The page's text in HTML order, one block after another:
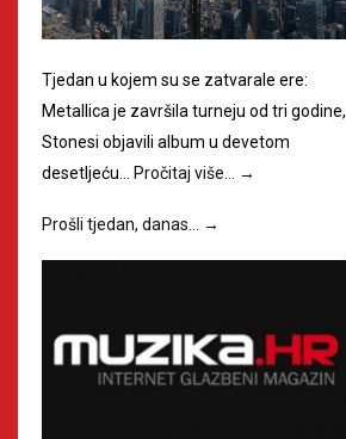
Tjedan u kojem su se zatvarale ere:
Metallica je završila turneju od tri godine,
Stonesi objavili album u devetom
desetljeću…
Pročitaj više… →
Prošli tjedan, danas… →